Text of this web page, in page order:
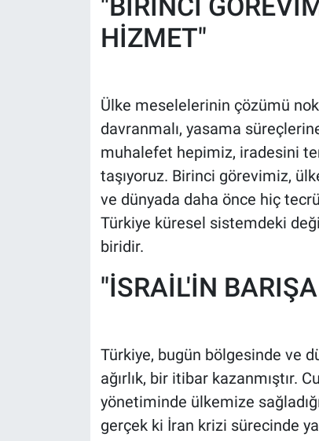
HİZMET"
Ülke meselelerinin çözümü
davranmalı, yasama
muhalefet hepimiz, iradesini
taşıyoruz. Birinci görevimiz,
ve dünyada daha önce hiç
Türkiye küresel sistemdeki
biridir.
"İSRAİL'İN
Türkiye, bugün bölgesinde ve
ağırlık, bir itibar kazanmıştır.
yönetiminde ülkemize
gerçek ki İran krizi sürecinde